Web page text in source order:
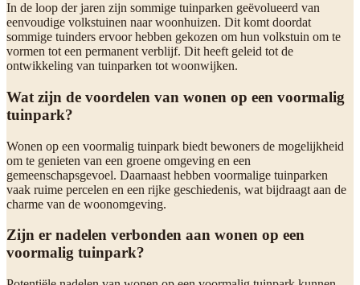
In de loop der jaren zijn sommige tuinparken geëvolueerd van
eenvoudige volkstuinen naar woonhuizen. Dit komt doordat
sommige tuinders ervoor hebben gekozen om hun volkstuin om te
vormen tot een permanent verblijf. Dit heeft geleid tot de
ontwikkeling van tuinparken tot woonwijken.
Wat zijn de voordelen van wonen op een voormalig
tuinpark?
Wonen op een voormalig tuinpark biedt bewoners de mogelijkheid
om te genieten van een groene omgeving en een
gemeenschapsgevoel. Daarnaast hebben voormalige tuinparken
vaak ruime percelen en een rijke geschiedenis, wat bijdraagt aan de
charme van de woonomgeving.
Zijn er nadelen verbonden aan wonen op een
voormalig tuinpark?